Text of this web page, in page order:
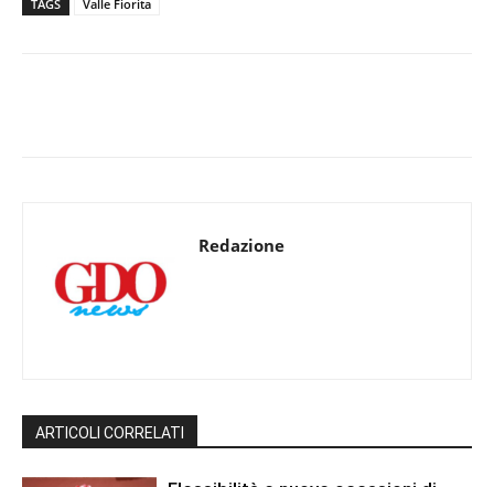
TAGS Valle Fiorita
Redazione
ARTICOLI CORRELATI